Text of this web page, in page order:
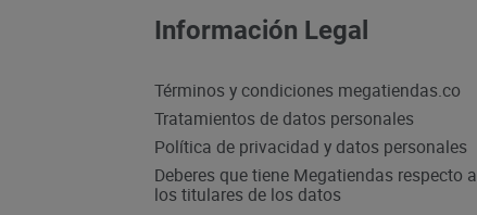
Información Legal
Términos y condiciones megatiendas.co
Tratamientos de datos personales
Política de privacidad y datos personales
Deberes que tiene Megatiendas respecto a
los titulares de los datos